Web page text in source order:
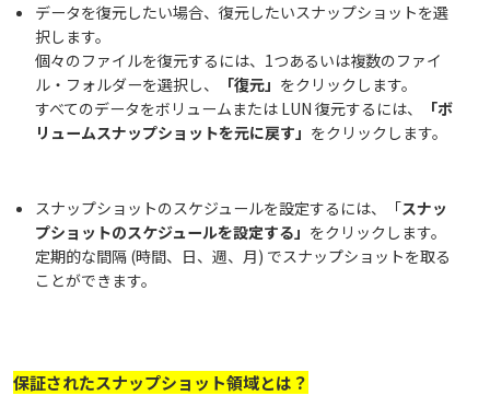
データを復元したい場合、復元したいスナップショットを選
択します。
個々のファイルを復元するには、1つあるいは複数のファイ
ル・フォルダーを選択し、
「復元」 をクリックします。
すべてのデータをボリュームまたは LUN 復元するには、
「ボ
リュームスナップショットを元に戻す」 をクリックします。
スナップショットのスケジュールを設定するには、「スナッ
プショットのスケジュールを設定する」 をクリックします。
定期的な間隔 (時間、日、週、月) でスナップショットを取る
ことができます。
保証されたスナップショット領域とは？